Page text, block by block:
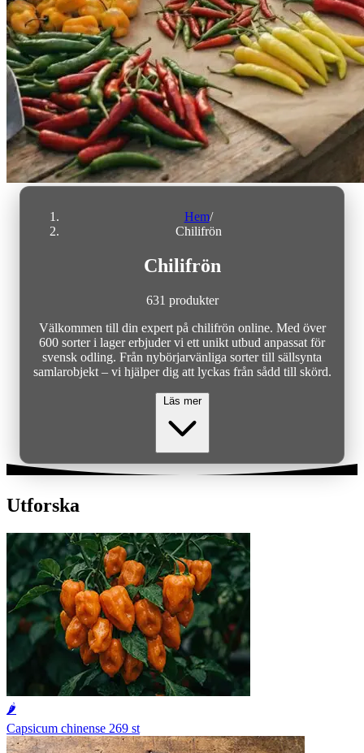
Hem/
Chilifrön
Chilifrön
631 produkter
Välkommen till din expert på chilifrön online. Med över
600 sorter i lager erbjuder vi ett unikt utbud anpassat för
svensk odling. Från nybörjarvänliga sorter till sällsynta
samlarobjekt – vi hjälper dig att lyckas från sådd till skörd.
Läs mer
Utforska
🌶️
Capsicum chinense 269 st